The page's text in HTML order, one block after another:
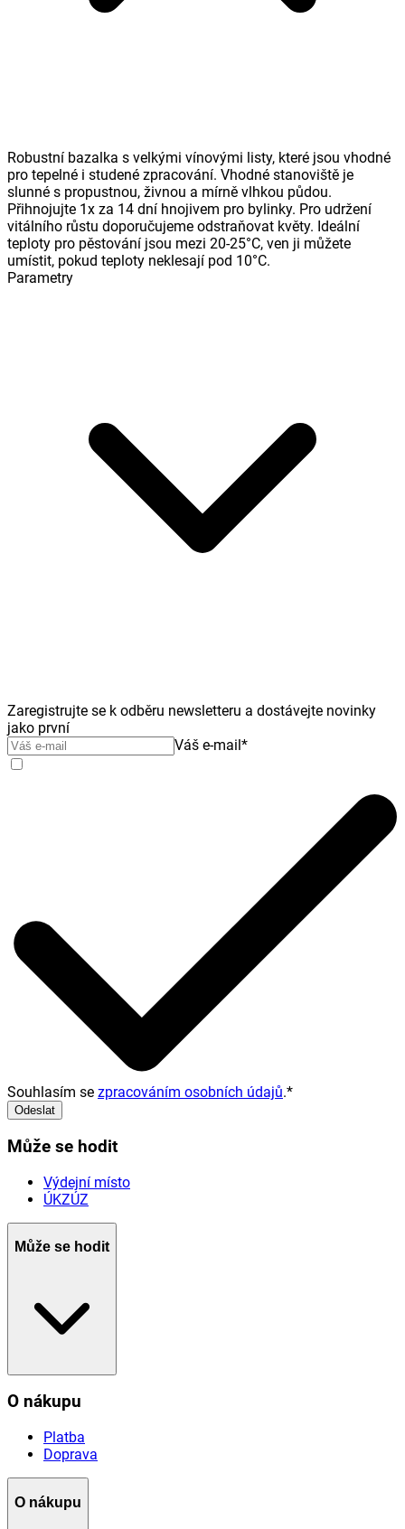
Robustní bazalka s velkými vínovými listy, které jsou vhodné
pro tepelné i studené zpracování. Vhodné stanoviště je
slunné s propustnou, živnou a mírně vlhkou půdou.
Přihnojujte 1x za 14 dní hnojivem pro bylinky. Pro udržení
vitálního růstu doporučujeme odstraňovat květy. Ideální
teploty pro pěstování jsou mezi 20-25°C, ven ji můžete
umístit, pokud teploty neklesají pod 10°C.
Parametry
Zaregistrujte se k odběru newsletteru a dostávejte novinky
jako první
Váš e-mail*
Souhlasím se zpracováním osobních údajů.*
Odeslat
Může se hodit
Výdejní místo
ÚKZÚZ
Může se hodit
O nákupu
Platba
Doprava
O nákupu